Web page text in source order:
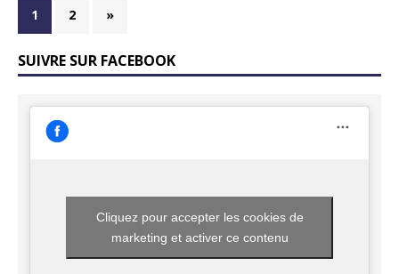
1 2 »
SUIVRE SUR FACEBOOK
Cliquez pour accepter les cookies de
marketing et activer ce contenu